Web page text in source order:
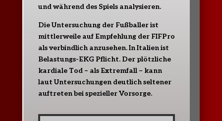
und während des Spiels analysieren.
Die Untersuchung der Fußballer ist
mittlerweile auf Empfehlung der FIFPro
als verbindlich anzusehen. In Italien ist
Belastungs-EKG Pflicht. Der plötzliche
kardiale Tod – als Extremfall – kann
laut Untersuchungen deutlich seltener
auftreten bei spezieller Vorsorge.